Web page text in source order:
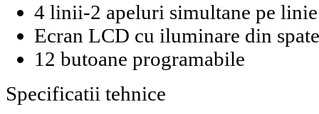
4 linii-2 apeluri simultane pe linie
Ecran LCD cu iluminare din
12 butoane programabile
Specificatii tehnice